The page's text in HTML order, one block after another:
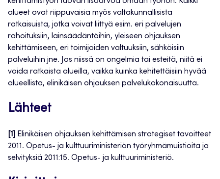
alueet ovat riippuvaisia myös valtakunnallisista
ratkaisuista, jotka voivat liittyä esim. eri palvelujen
rahoituksiin, lainsäädäntöihin, yleiseen ohjauksen
kehittämiseen, eri toimijoiden valtuuksiin, sähköisiin
palveluihin jne. Jos niissä on ongelmia tai esteitä, niitä ei
voida ratkaista alueilla, vaikka kuinka kehitettäisiin hyvää
alueellista, elinikäisen ohjauksen palvelukokonaisuutta.
Lähteet
[1]
Elinikäisen ohjauksen kehittämisen strategiset tavoitteet
2011. Opetus- ja kulttuuriministeriön työryhmämuistioita ja
selvityksiä 2011:15. Opetus- ja kulttuuriministeriö.